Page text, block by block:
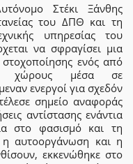
Στέκι Ξάνθης
του ΔΠΘ και τη
υπηρεσίας του
να σφραγίσει μια
ενός από
χώρους μέσα σε
ενεργοί για σχεδόν
σημείο αναφοράς
αντίστασης ενάντια
στο φασισμό και τη
αυτοοργάνωση και η
εκκενώθηκε στο